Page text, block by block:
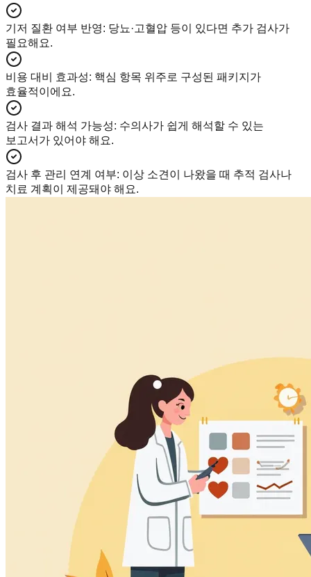
기저 질환 여부 반영: 당뇨·고혈압 등이 있다면 추가 검사가
필요해요.
비용 대비 효과성: 핵심 항목 위주로 구성된 패키지가
효율적이에요.
검사 결과 해석 가능성: 수의사가 쉽게 해석할 수 있는
보고서가 있어야 해요.
검사 후 관리 연계 여부: 이상 소견이 나왔을 때 추적 검사나
치료 계획이 제공돼야 해요.